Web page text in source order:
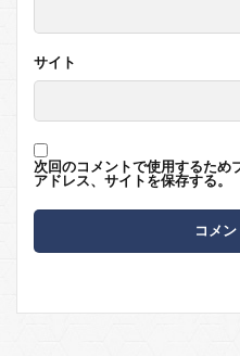
サイト
次回のコメントで使用するため
アドレス、サイトを保存する。